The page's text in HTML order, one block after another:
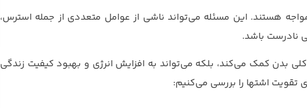
هستند. این مسئله می‌تواند ناشی از عوامل متعددی از جمله استرس،
نادرست باشد.
بدن کمک می‌کند، بلکه می‌تواند به افزایش انرژی و بهبود کیفیت زندگی